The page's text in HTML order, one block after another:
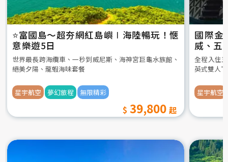
⭐️富國島～超夯網紅島嶼∣海陸暢玩！愜
意樂遊5日
世界最長跨海纜車、一秒到威尼斯、海神宮巨龜水族館、
絕美夕陽、龍蝦海味套餐
星宇航空 夢幻旅程 無限精彩
39,800
國際金
威、五
全程入住
英式雙人
星宇航空